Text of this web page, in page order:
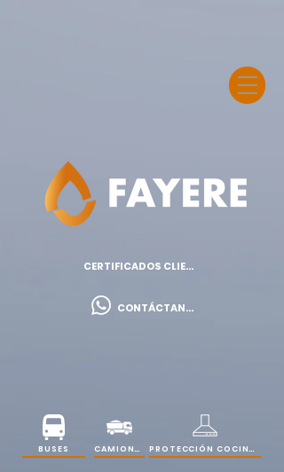
CERTIFICADOS CLIENTES
BUSES CAMIONES PROTECCIÓN COCINAS
CONTÁCTANOS